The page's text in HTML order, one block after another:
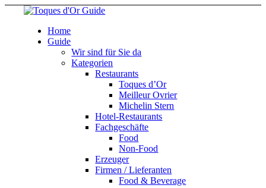
Home
Guide
Wir sind für Sie da
Kategorien
Restaurants
Toques d’Or
Meilleur Ovrier
Michelin Stern
Hotel-Restaurants
Fachgeschäfte
Food
Non-Food
Erzeuger
Firmen / Lieferanten
Food & Beverage